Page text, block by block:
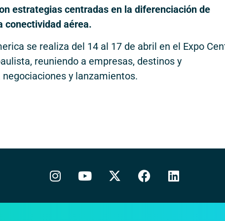
estrategias centradas en la diferenciación de
conectividad aérea.
se realiza del 14 al 17 de abril en el Expo
reuniendo a empresas, destinos y
y lanzamientos.